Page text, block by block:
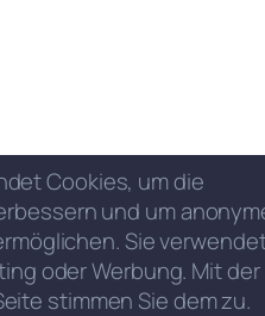
Cookies, um die
und um
Sie
oder Werbung. Mit der
stimmen Sie dem zu.